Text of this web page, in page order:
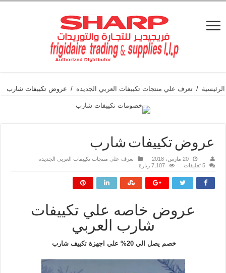
الرئيسية / تعرف علي منتجات تكييفات العربي الجديده / عروض تكييفات شارب
عروض تكييفات شارب
20 مارس، 2018
تعرف علي منتجات تكييفات العربي الجديده
5 تعليقات
7,107 زيارة
عروض خاصه علي تكييفات
شارب العربي
خصم يصل الي 20% علي اجهزة تكييف شارب